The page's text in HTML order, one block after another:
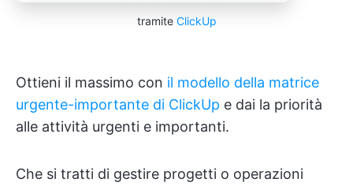
tramite ClickUp
Ottieni il massimo con il modello della matrice
urgente-importante di ClickUp e dai la priorità
alle attività urgenti e importanti.
Che si tratti di gestire progetti o operazioni